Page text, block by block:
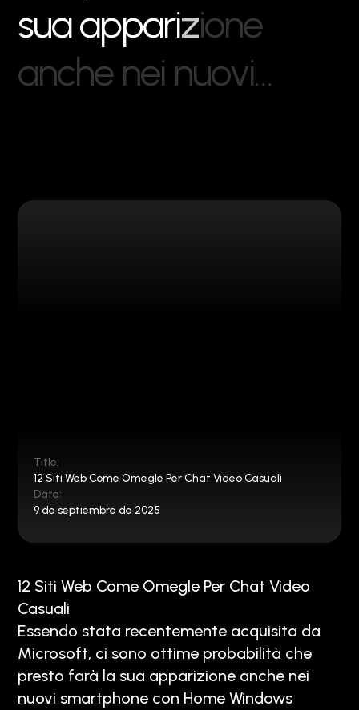
suaapparizione
anche nei nuovi…
Title:
12 Siti Web Come Omegle Per Chat Video Casuali
Date:
9 de septiembre de 2025
12 Siti Web Come Omegle Per Chat Video
Casuali
Essendo stata recentemente acquisita da
Microsoft, ci sono ottime probabilità che
presto farà la sua apparizione anche nei
nuovi smartphone con Home Windows